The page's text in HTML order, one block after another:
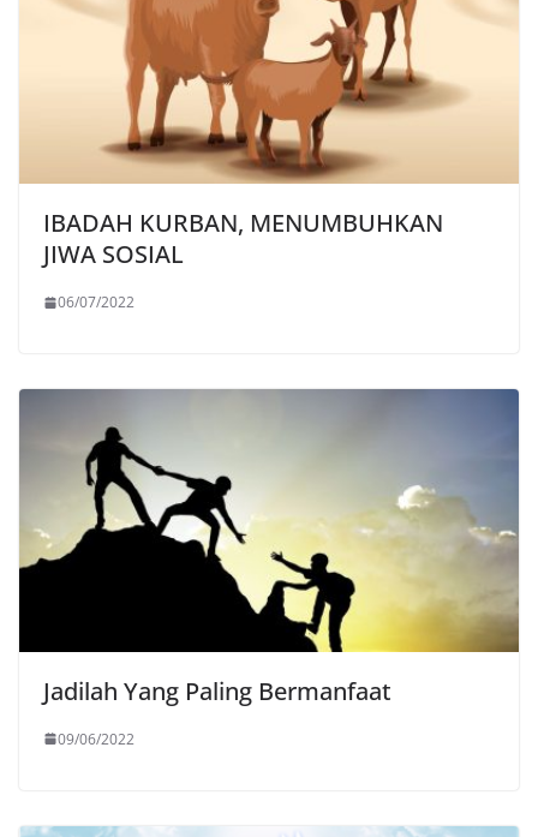
IBADAH KURBAN, MENUMBUHKAN
JIWA SOSIAL
06/07/2022
Jadilah Yang Paling Bermanfaat
09/06/2022